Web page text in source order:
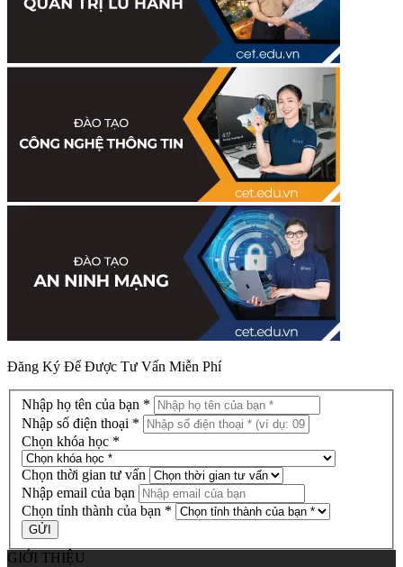
Đăng Ký Để Được Tư Vấn Miễn Phí
Nhập họ tên của bạn *
Nhập số điện thoại *
Chọn khóa học *
Chọn thời gian tư vấn
Nhập email của bạn
Chọn tỉnh thành của bạn *
GIỚI THIỆU